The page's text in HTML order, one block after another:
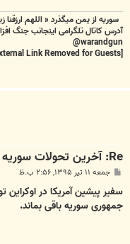
سوریه از یمن میگذرد « اللهم
آدرس کاتال تلگرامی اینجانب جنگ افزار پلاس
warandgun@
Re: آخرين تحولات سوريه
پ
ت
جمعه ۱۱ تیر ۱۳۹۵, ۲:۵۶ ب.ظ
سفیر پیشین آمریکا در اوکراین
جمهوری سوریه باقی بماند.